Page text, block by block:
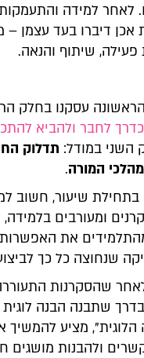
לאחר למידה
אכן דיברו בעד עצמן –
פעילה, שיתוף והנאה.
עסקנו בחלק
לחבר ולהביא
השני במודל: תדלוק
המורה.
בתחילת שיעור, חשוב
ומעורבים
את
שנחוצה כל כך
שהסקרנות
שתבנה הבנה
מציע להמשיך
ולהבנות מושגים